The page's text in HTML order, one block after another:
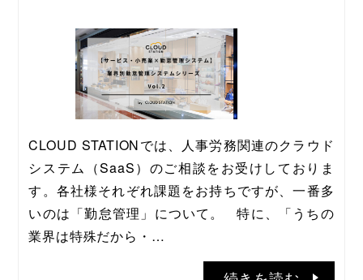
CLOUD STATIONでは、人事労務関連のクラウド
システム（SaaS）のご相談をお受けしておりま
す。各社様それぞれ課題をお持ちですが、一番多
いのは「勤怠管理」について。   特に、「うちの
業界は特殊だから・…